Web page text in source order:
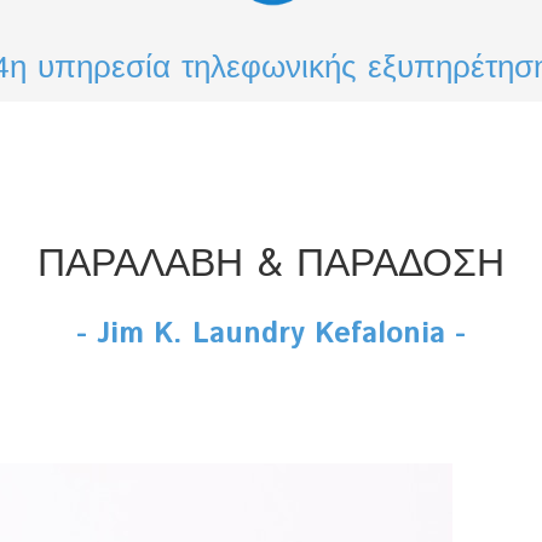
υπηρεσία τηλεφωνικής
ΠΑΡΑΛΑΒΗ & ΠΑΡΑΔΟΣΗ
- Jim K. Laundry Kefalonia -